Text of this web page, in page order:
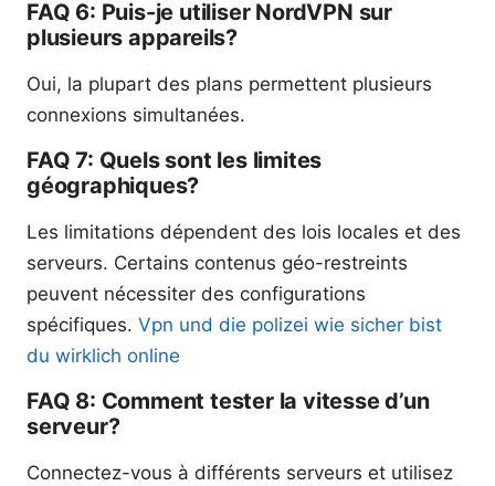
FAQ 6: Puis-je utiliser NordVPN sur
plusieurs appareils?
Oui, la plupart des plans permettent plusieurs
connexions simultanées.
FAQ 7: Quels sont les limites
géographiques?
Les limitations dépendent des lois locales et des
serveurs. Certains contenus géo-restreints
peuvent nécessiter des configurations
spécifiques. Vpn und die polizei wie sicher bist
du wirklich online
FAQ 8: Comment tester la vitesse d’un
serveur?
Connectez-vous à différents serveurs et utilisez